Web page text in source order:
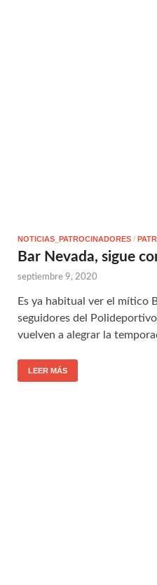
NOTICIAS_PATROCINADORES /
Bar Nevada, sigue
septiembre 9, 2020
Es ya habitual ver el mítico
seguidores del
vuelven a alegrar la
LEER MÁS